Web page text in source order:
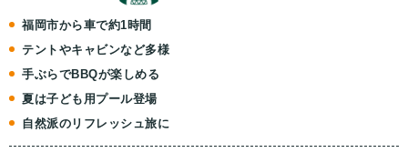
福岡市から車で約1時間
テントやキャビンなど多様
手ぶらでBBQが楽しめる
夏は子ども用プール登場
自然派のリフレッシュ旅に